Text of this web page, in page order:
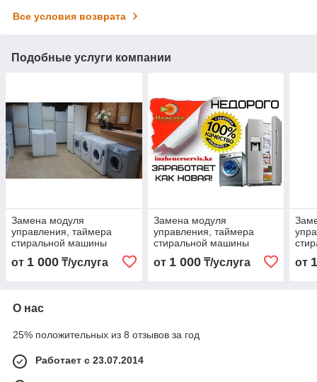
Все условия возврата
Подобные услуги компании
Замена модуля
управления, таймера
стиральной машины
от 1 000 ₸/услуга
Замена модуля
управления, таймера
стиральной машины
ATLANT/АТЛАНТ
от 1 000₸/услуга от
О нас
25% положительных из 8 отзывов за год
Работает с 23.07.2014